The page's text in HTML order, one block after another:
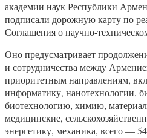
академии наук Республики
подписали дорожную карту по
Соглашения о научно-
Оно предусматривает
и сотрудничества между
приоритетным направлениям,
информатику, нанотехнологии,
биотехнологию, химию,
медицинские,
энергетику, механика, всего —